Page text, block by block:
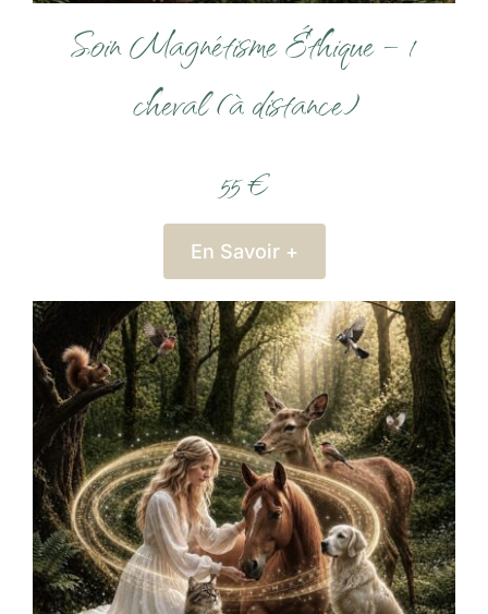
Soin Magnétisme Éthique – 1
cheval (à distance)
55 €
En Savoir +